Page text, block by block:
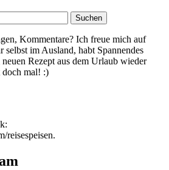
Kommentare? Ich freue mich auf
selbst im Ausland, habt Spannendes
Rezept aus dem Urlaub wieder
doch mal! :)
reisespeisen.